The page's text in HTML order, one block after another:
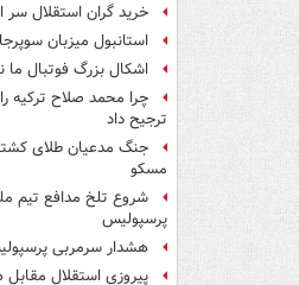
خرید گران استقلال سر
استانبول میزبان
اشکال بزرگ فوتبال ما
چرا محمد صلاح ترکیه
ترجیح داد
جنگ مدعیان طلای
مسکو
شروع تلخ مدافع تیم
پرسپولیس
هشدار سرمربی
پیروزی استقلال